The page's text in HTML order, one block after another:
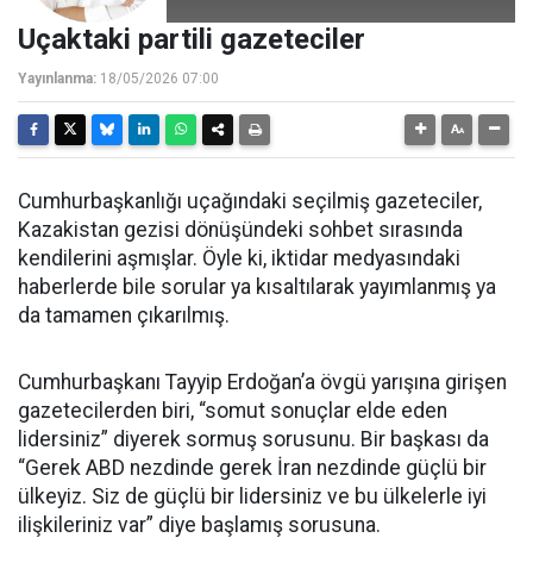
Uçaktaki partili gazeteciler
Yayınlanma: 18/05/2026 07:00
Cumhurbaşkanlığı uçağındaki seçilmiş gazeteciler,
Kazakistan gezisi dönüşündeki sohbet sırasında
kendilerini aşmışlar. Öyle ki, iktidar medyasındaki
haberlerde bile sorular ya kısaltılarak yayımlanmış ya
da tamamen çıkarılmış.
Cumhurbaşkanı Tayyip Erdoğan’a övgü yarışına girişen
gazetecilerden biri, “somut sonuçlar elde eden
lidersiniz” diyerek sormuş sorusunu. Bir başkası da
“Gerek ABD nezdinde gerek İran nezdinde güçlü bir
ülkeyiz. Siz de güçlü bir lidersiniz ve bu ülkelerle iyi
ilişkileriniz var” diye başlamış sorusuna.